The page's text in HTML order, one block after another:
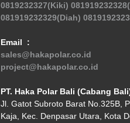
0819232327(Kiki)
081919232329(Diah)
Email :
sales@hakapolar.co.id
project@hakapolar.co.id
PT. Haka Polar Bali (Cabang
Jl. Gatot Subroto Barat No.325B,
Kaja, Kec. Denpasar Utara, Kota